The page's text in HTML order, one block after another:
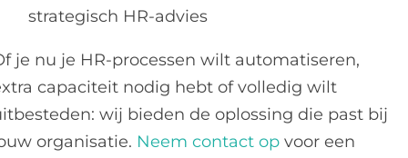
strategisch HR-advies
je nu je HR-processen wilt automatiseren,
capaciteit nodig hebt of volledig wilt
wij bieden de oplossing die past bij
organisatie. Neem contact op voor een